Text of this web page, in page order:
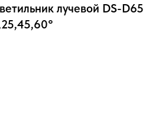
лучевой DS-D65